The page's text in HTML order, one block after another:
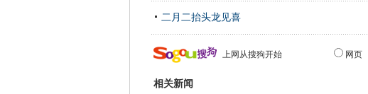
二月二抬头龙见喜
上网从搜狗开始 网页
相关新闻